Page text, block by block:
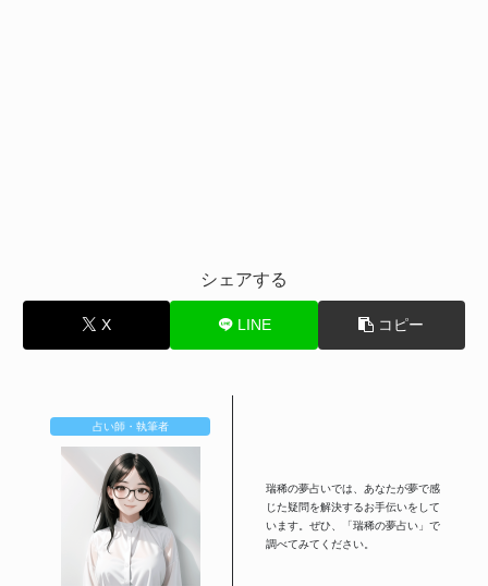
シェアする
X LINE コピー
占い師・執筆者
瑞稀の夢占いでは、あなたが夢で感
じた疑問を解決するお手伝いをして
います。ぜひ、「瑞稀の夢占い」で
調べてみてください。